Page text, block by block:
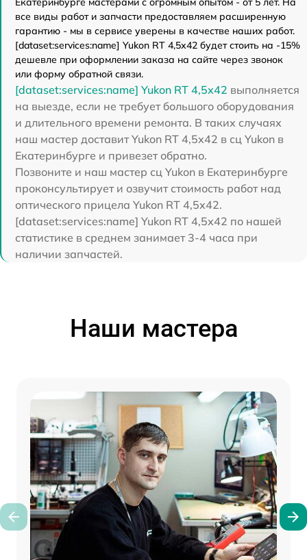
все виды работ и запчасти предоставляем расширенную
гарантию - мы в сервисе уверены в качестве наших работ.
[dataset:services:name] Yukon RT 4,5х42 будет стоить на -15%
дешевле при оформлении заказа на сайте через звонок
или форму обратной связи.
[dataset:services:name] Yukon RT 4,5х42 выполняется
на выезде, если не требует большого оборудования
и длительного времени ремонта. В таких случаях
наш мастер доставит Yukon RT 4,5х42 в сц Yukon в
Екатеринбурге и привезет обратно.
Позвоните и наш мастер сц Yukon в Екатеринбурге
проконсультирует и озвучит стоимость работ над
оптического прицела Yukon RT 4,5х42.
[dataset:services:name] Yukon RT 4,5х42 по нашей
статистике в среднем занимает 3-4 часа при
наличии запчастей.
Наши мастера